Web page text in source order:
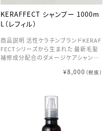
KERAFFECT シャンプー 1000m
L（レフィル）
商品説明 活性ケラチンブランドKERAF
FECTシリーズから生まれた 最新毛髪
補修成分配合のダメージケアシャンプ
berHance™bmファイバーハンス配合
ステムをホームケアにも応用 活性ケラ
チン×ファイバーハンス×ハイブリッド
抗酸化成分により 継続して使用するこ
とでダメージ補修やカラーリングの持
¥8,000 （税抜）